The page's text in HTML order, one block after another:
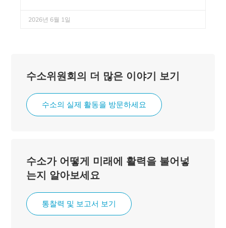
2026년 6월 1일
수소위원회의 더 많은 이야기 보기
수소의 실제 활동을 방문하세요
수소가 어떻게 미래에 활력을 불어넣
는지 알아보세요
통찰력 및 보고서 보기